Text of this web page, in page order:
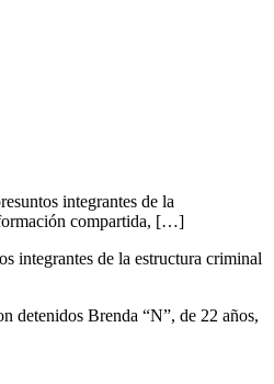
integrantes de la
compartida, […]
integrantes de la estructura criminal
detenidos Brenda “N”, de 22 años,